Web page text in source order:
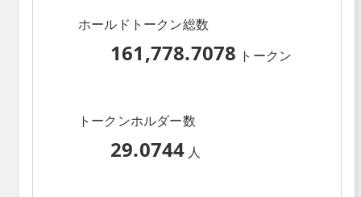
ホールドトークン総数
161,778.7078 トークン
トークンホルダー数
29.0744 人